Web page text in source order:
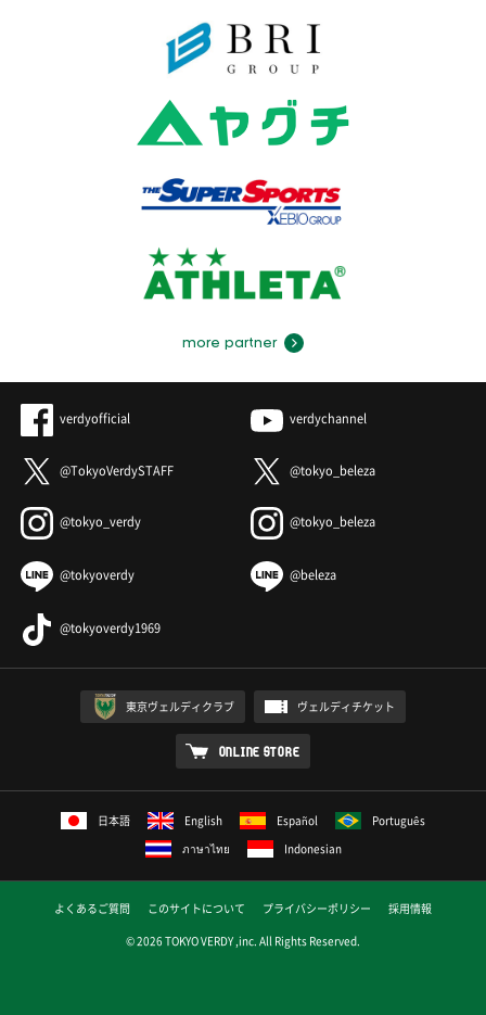
more partner
verdyofficial verdychannel
@TokyoVerdySTAFF @tokyo_beleza
@tokyo_verdy @tokyo_beleza
@tokyoverdy @beleza
@tokyoverdy1969
東京ヴェルディクラブ ヴェルディチケット
ONLINE STORE
日本語 English Español
Português
ภาษาไทย
Indonesian
よくあるご質問 このサイトについて プライバシーポリシー
採用情報
© 2026 TOKYO VERDY ,inc. All Rights Reserved.